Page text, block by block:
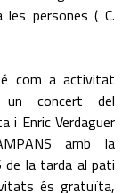
les persones ( C.
com a activitat
concert del
i Enric Verdaguer
amb la
de la tarda al pati
és gratuïta,